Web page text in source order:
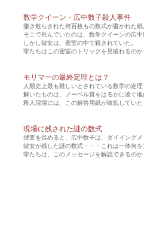
数学クイーン・広中数子殺人事件
撒き散らされた何百枚もの数式が書かれた紙
そこで死んでいたのは、数学クイーンの広中
しかし彼女は、密室の中で殺されていた。
零たちはこの密室のトリックを見破れるのか
モリマーの最終定理とは？
人類史上最も難しいとされている数学の定
解いたものは、ノーベル賞をはるかに凌ぐ
殺人現場には、この解答用紙が散乱していた
現場に残された謎の数式
捜査を進めると、広中数子は、ダイイングメ
彼女が残した謎の数式・・・これは一体何を
零たちは、このメッセージを解読できるのか